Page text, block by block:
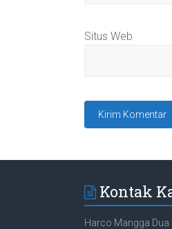
Situs Web
Kontak
Harco Mangga Dua